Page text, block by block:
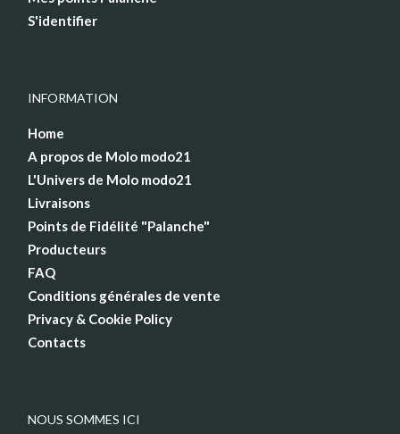
S'identifier
INFORMATION
Home
A propos de Molo modo21
L'Univers de Molo modo21
Livraisons
Points de Fidélité "Palanche"
Producteurs
FAQ
Conditions générales de vente
Privacy & Cookie Policy
Contacts
NOUS SOMMES ICI